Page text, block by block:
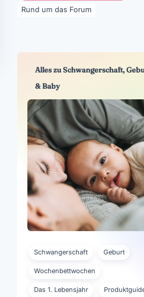
Rund um das Forum
Alles zu Schwangerschaft,
& Baby
Schwangerschaft Geburt
Wochenbettwochen
Das 1. Lebensjahr